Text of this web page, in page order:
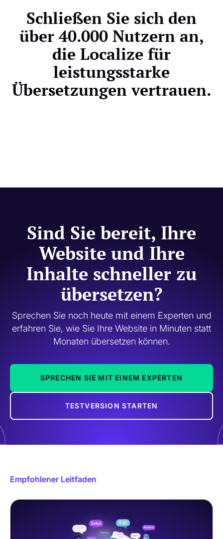
Schließen Sie sich den
über 40.000 Nutzern an,
die Localize für
leistungsstarke
Übersetzungen vertrauen.
Sind Sie bereit, Ihre
Website und Ihre
Inhalte schneller zu
übersetzen?
Sprechen Sie noch heute mit einem Experten und
erfahren Sie, wie Sie Ihre Website in Minuten statt
Monaten übersetzen können.
SPRECHEN SIE MIT EINEM EXPERTEN
TESTVERSION STARTEN
Empfohlener Leitfaden